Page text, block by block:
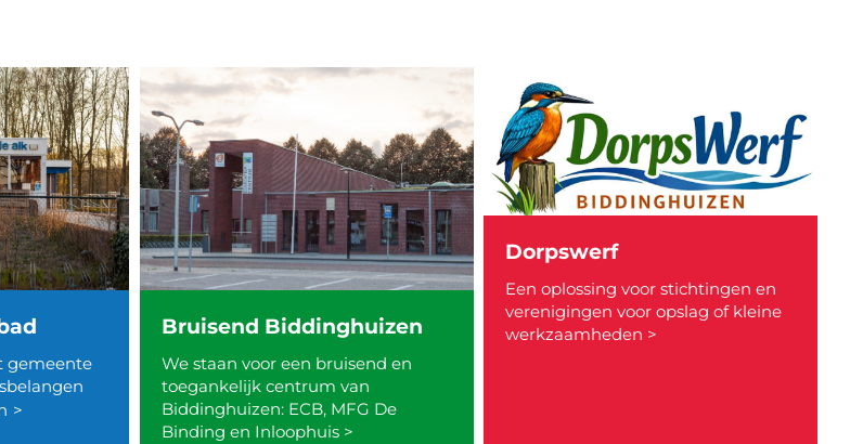
gemeente
>
Bruisend Biddinghuizen
We staan voor een bruisend en
toegankelijk centrum van
Biddinghuizen: ECB, MFG De
Binding en Inloophuis >
Dorpswerf
Een oplossing voor stichtingen en
verenigingen voor opslag of kleine
werkzaamheden >